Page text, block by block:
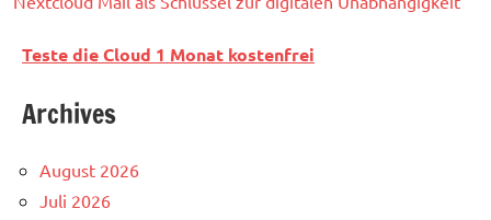
Teste die Cloud 1 Monat kostenfrei
Archives
August 2026
Juli 2026